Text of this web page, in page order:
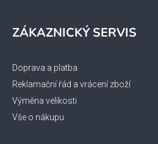
ZÁKAZNICKÝ SERVIS
Doprava a platba
Reklamační řád a vrácení zboží
Výměna velikosti
Vše o nákupu